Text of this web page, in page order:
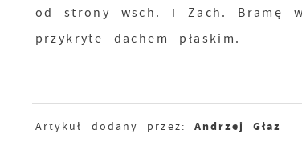
od strony wsch. i Zach. Bramę
przykryte dachem płaskim.
Artykuł dodany przez:Andrzej Głaz